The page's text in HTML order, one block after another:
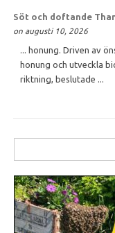
Söt och doftande
on augusti 10, 2026
... honung. Driven av
honung och utveckla
riktning, beslutade ...
efter: